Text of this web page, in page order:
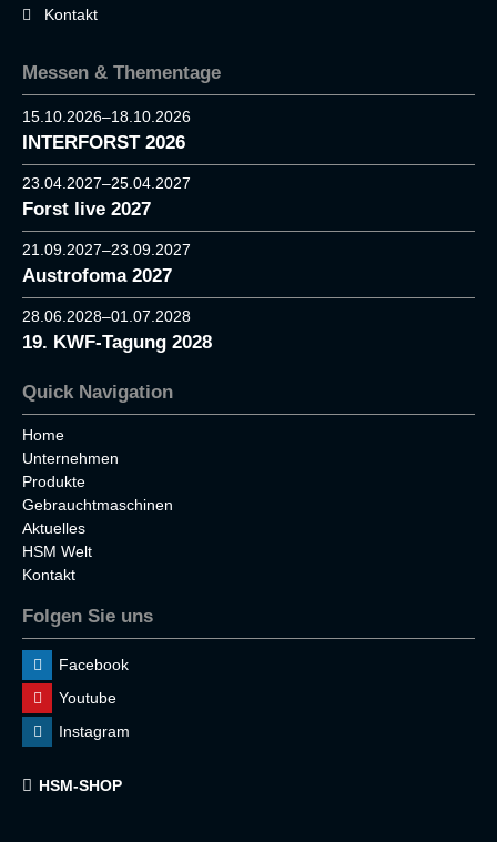
Kontakt
Messen & Thementage
15.10.2026–18.10.2026
INTERFORST 2026
23.04.2027–25.04.2027
Forst live 2027
21.09.2027–23.09.2027
Austrofoma 2027
28.06.2028–01.07.2028
19. KWF-Tagung 2028
Quick Navigation
Home
Unternehmen
Produkte
Gebrauchtmaschinen
Aktuelles
HSM Welt
Kontakt
Folgen Sie uns
Facebook
Youtube
Instagram
HSM-SHOP